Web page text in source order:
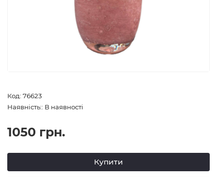
Код: 76623
Наявність:: В наявності
1050 грн.
Купити